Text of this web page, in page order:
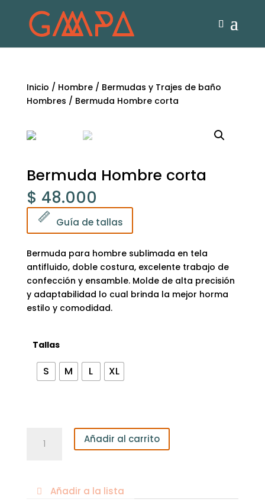
Inicio / Hombre/ Bermudas y Trajes de baño
Hombres / Bermuda Hombre corta
Bermuda Hombre corta
$ 48.000
Guía de tallas
Bermuda para hombre sublimada en tela
antifluido, doble costura, excelente trabajo de
confección y ensamble. Molde de alta precisión
y adaptabilidad lo cual brinda la mejor horma
estilo y comodidad.
Tallas
S M L XL
Hombre
Añadir al carrito
Añadir a la lista